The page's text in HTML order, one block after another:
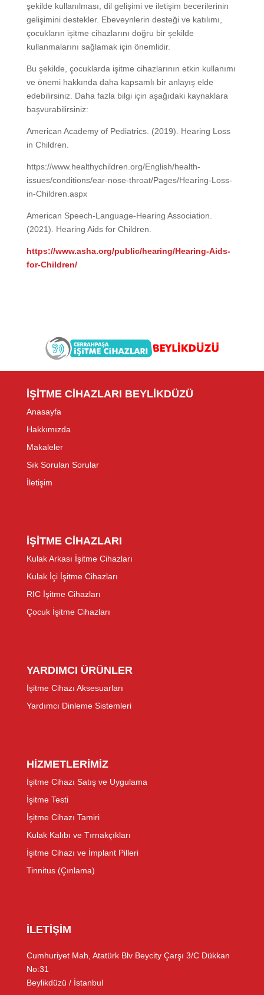
şekilde kullanılması, dil gelişimi ve iletişim becerilerinin
gelişimini destekler. Ebeveynlerin desteği ve katılımı,
çocukların işitme cihazlarını doğru bir şekilde
kullanmalarını sağlamak için önemlidir.
Bu şekilde, çocuklarda işitme cihazlarının etkin kullanımı
ve önemi hakkında daha kapsamlı bir anlayış elde
edebilirsiniz. Daha fazla bilgi için aşağıdaki kaynaklara
başvurabilirsiniz:
American Academy of Pediatrics. (2019). Hearing Loss
in Children.
https://www.healthychildren.org/English/health-
issues/conditions/ear-nose-throat/Pages/Hearing-Loss-
in-Children.aspx
American Speech-Language-Hearing Association.
(2021). Hearing Aids for Children.
https://www.asha.org/public/hearing/Hearing-Aids-
for-Children/
İŞİTME CİHAZLARI BEYLİKDÜZÜ
Anasayfa
Hakkımızda
Makaleler
Sık Sorulan Sorular
İletişim
İŞİTME CİHAZLARI
Kulak Arkası İşitme Cihazları
Kulak İçi İşitme Cihazları
RIC İşitme Cihazları
Çocuk İşitme Cihazları
YARDIMCI ÜRÜNLER
İşitme Cihazı Aksesuarları
Yardımcı Dinleme Sistemleri
HİZMETLERİMİZ
İşitme Cihazı Satış ve Uygulama
İşitme Testi
İşitme Cihazı Tamiri
Kulak Kalıbı ve Tırnakçıkları
İşitme Cihazı ve İmplant Pilleri
Tinnitus (Çınlama)
İLETİŞİM
Cumhuriyet Mah, Atatürk Blv Beycity Çarşı 3/C Dükkan
No:31
Beylikdüzü / İstanbul